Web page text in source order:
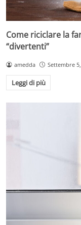
Come riciclare la
“divertenti”
amedda Settembre
Leggi di più